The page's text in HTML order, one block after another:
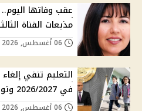
عقب وفاتها
مذيعات القناة
التعليم تنفي
في 2026/2027 وتوضح نظام الحضور